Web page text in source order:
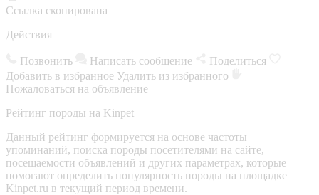
Ссылка скопирована
Действия
Позвонить Написать сообщение
Поделиться
Добавить в избранное Удалить из избранного
Пожаловаться на объявление
Рейтинг породы на Kinpet
Данный рейтинг формируется на основе частоты
упоминаний, поиска породы посетителями на сайте,
посещаемости объявлений и других параметрах, которые
помогают определить популярность породы на площадке
Kinpet.ru в текущий период времени.